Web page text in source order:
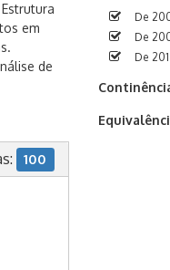
em
de
De
De
De
100